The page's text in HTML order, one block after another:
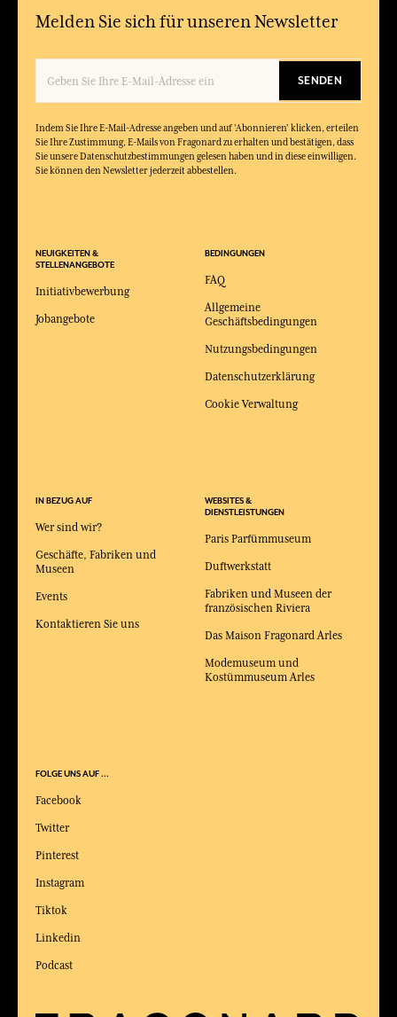
Melden Sie sich für unseren Newsletter
SENDEN
Indem Sie Ihre E-Mail-Adresse angeben und auf 'Abonnieren' klicken, erteilen
Sie Ihre Zustimmung, E-Mails von Fragonard zu erhalten und bestätigen, dass
Sie unsere Datenschutzbestimmungen gelesen haben und in diese einwilligen.
Sie können den Newsletter jederzeit abbestellen.
BEDINGUNGEN
FAQ
Allgemeine
Geschäftsbedingungen
Nutzungsbedingungen
Datenschutzerklärung
Cookie Verwaltung
WEBSITES &
DIENSTLEISTUNGEN
Paris Parfümmuseum
Duftwerkstatt
Fabriken und Museen der
französischen Riviera
Das Maison Fragonard Arles
Modemuseum und
Kostümmuseum Arles
IN BEZUG AUF
Wer sind wir?
Geschäfte, Fabriken und
Museen
Events
Kontaktieren Sie uns
FOLGE UNS AUF ...
Facebook
Twitter
Pinterest
Instagram
Tiktok
Linkedin
Podcast
NEUIGKEITEN &
STELLENANGEBOTE
Initiativbewerbung
Jobangebote